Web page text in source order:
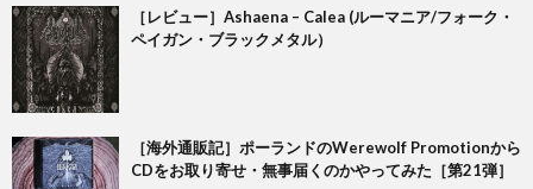
［レビュー］Ashaena – Calea (ルーマニア/フォーク・
ペイガン・ブラックメタル）
［海外通販記］ポーランドのWerewolf Promotionから
CDをお取り寄せ・無事届くのかやってみた［第21弾］